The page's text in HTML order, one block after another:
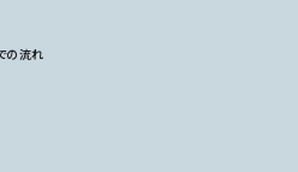
の流れ